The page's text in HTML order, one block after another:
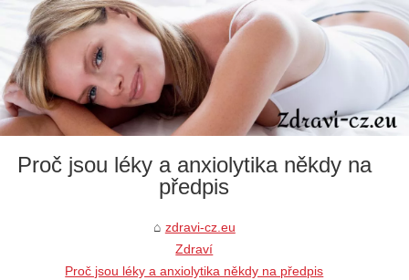
Proč jsou léky a anxiolytika někdy na
předpis
zdravi-cz.eu
Zdraví
Proč jsou léky a anxiolytika někdy na předpis